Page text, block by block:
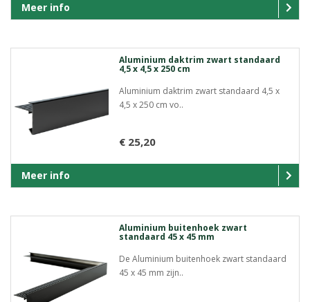
Meer info
Aluminium daktrim zwart standaard
4,5 x 4,5 x 250 cm
Aluminium daktrim zwart standaard 4,5 x
4,5 x 250 cm vo..
€ 25,20
Meer info
Aluminium buitenhoek zwart
standaard 45 x 45 mm
De Aluminium buitenhoek zwart standaard
45 x 45 mm zijn..